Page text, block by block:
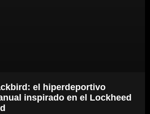
el hiperdeportivo
inspirado en el Lockheed